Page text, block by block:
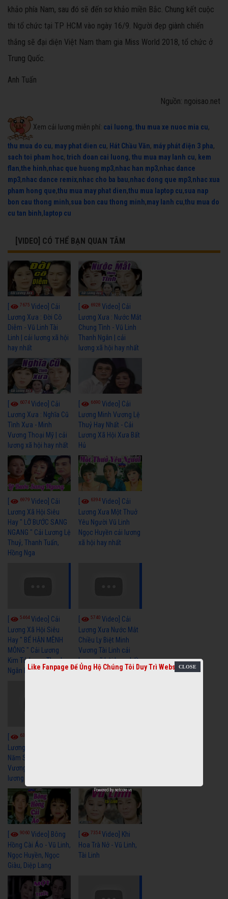
khảo phía Nam, sau đó sẽ đến sơ khảo miền Bắc. Chung kết cuộc
thi tổ chức tại TP HCM vào ngày 16/9. Người đẹp giành chiến
thắng sẽ đại diện Việt Nam tham gia Miss World 2018, tổ chức ở
Trung Quốc.
Anh Tuấn
Nguồn: ngoisao.net
Xem cải lương miễn phí: cai luong, thu mua xe nuoc mia cu,
thu mua do cu, may phat dien cu, Hát Chầu Văn, máy phát điện 3 pha,
sach toi pham hoc, trich doan cai luong, thu mua may lanh cu, kem
flan,the hinh,nhac que huong mp3,nhac han mp3,nhac dance
mp3,nhac dance remix,nhac cho ba bau,nhac dong que mp3,nhac xua
pham hong que,thu mua may phat dien,thu mua laptop cu,sua nap
bon cau thong minh,sua bon cau thong minh,may lanh cu,thu mua do
cu tan binh, laptop cu
[VIDEO] CÓ THỂ BẠN QUAN TÂM
7675 Video] Cải
Lương Xưa : Đời Cô
Diễm - Vũ Linh Tài
Linh | cải lương xã hội
hay nhất
6928Video] Cải
Lương Xưa : Nước Mắt
Chung Tình - Vũ Linh
Thanh Ngân | cải
lương xã hội hay nhất
6074Video] Cải
Lương Xưa : Nghĩa Cũ
Tình Xưa - Minh
Vương Thoại Mỹ | cải
lương xã hội hay nhất
6690Video] Cải
Lương Minh Vương Lệ
Thuỷ Hay Nhất - Cải
Lương Xã Hội Xưa Bất
Hủ
6979 Video] Cải
Lương Xã Hội Siêu
Hay " LỠ BƯỚC SANG
NGANG " Cải Lương Lệ
Thuỷ, Thanh Tuấn,
Hồng Nga
6394Video] Cải
Lương Xưa Một Thuở
Yêu Người Vũ Linh
Ngọc Huyền cải lương
xã hội hay nhất
5464Video] Cải
Lương Xã Hội Siêu
Hay " BỂ HẬN MÊNH
MÔNG " Cải Lương
Kim Tử Long, Thanh
Ngân Hay Nhất
5740Video] Cải
Lương Xưa Nước Mắt
Chiều Ly Biệt Minh
Vương Tài Linh cải
lương xã hội hay nhất
6328
Lương Xưa : Rồi 30
Năm Sau - Minh
Vương Lệ Thủy | cải
lương xã hội hay nhất
9060 Video] Bông
Hồng Cài Áo - Vũ Linh,
Ngọc Huyền, Ngọc
Giàu, Diệp Lang
7354Video] Khi
Hoa Trà Nở - Vũ Linh,
Tài Linh
Like Fanpage Để Ủng Hộ Chúng Tôi Duy Trì Website
Powered bynetcore.vn